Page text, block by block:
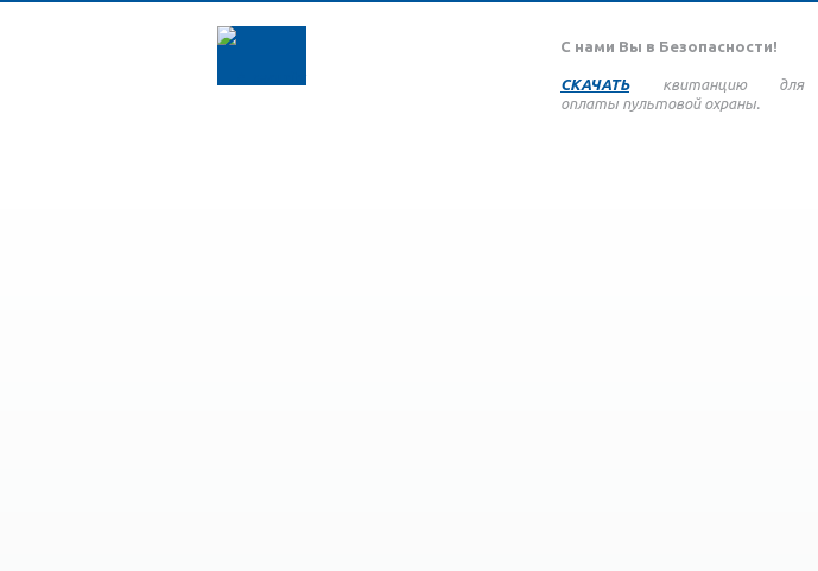
С нами Вы в Безопасности!
СКАЧАТЬквитанцию для
оплаты пультовой охраны.